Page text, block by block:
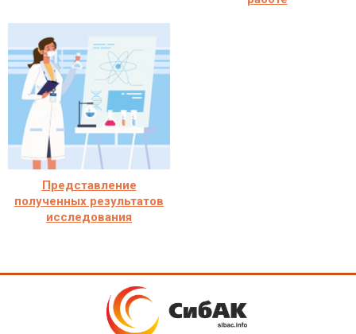
Представление
полученных результатов
исследования